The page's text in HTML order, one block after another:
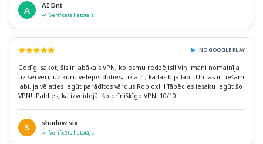
A AI Dnt
Verificēts lietotājs
NO GOOGLE PLAY
Godīgi sakot, šis ir labākais VPN, ko esmu redzējis!! Viņi mani nomainīja
uz serveri, uz kuru vēlējos doties, tik ātri, ka tas bija labi! Un tas ir tiešām
labi, ja vēlaties iegūt parādītos vārdus Roblox!!!! Tāpēc es iesaku iegūt šo
VPN!! Paldies, ka izveidojāt šo brīnišķīgo VPN! 10/10
S shadow six
Verificēts lietotājs